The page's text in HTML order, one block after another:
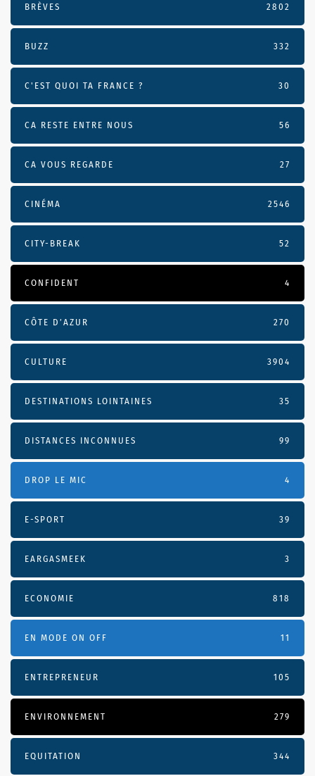
BRÈVES 2802
BUZZ 332
C'EST QUOI TA FRANCE ? 30
CA RESTE ENTRE NOUS 56
CA VOUS REGARDE 27
CINÉMA 2546
CITY-BREAK 52
CONFIDENT 4
CÔTE D’AZUR 270
CULTURE 3904
DESTINATIONS LOINTAINES 35
DISTANCES INCONNUES 99
DROP LE MIC 4
E-SPORT 39
EARGASMEEK 3
ECONOMIE 818
EN MODE ON OFF 11
ENTREPRENEUR 105
ENVIRONNEMENT 279
EQUITATION 344